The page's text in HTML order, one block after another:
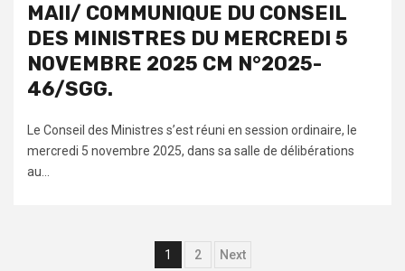
MAlI/ COMMUNIQUE DU CONSEIL
DES MINISTRES DU MERCREDI 5
NOVEMBRE 2025 CM N°2025-
46/SGG.
Le Conseil des Ministres s’est réuni en session ordinaire, le
mercredi 5 novembre 2025, dans sa salle de délibérations
au...
Navigation
1 2 Next